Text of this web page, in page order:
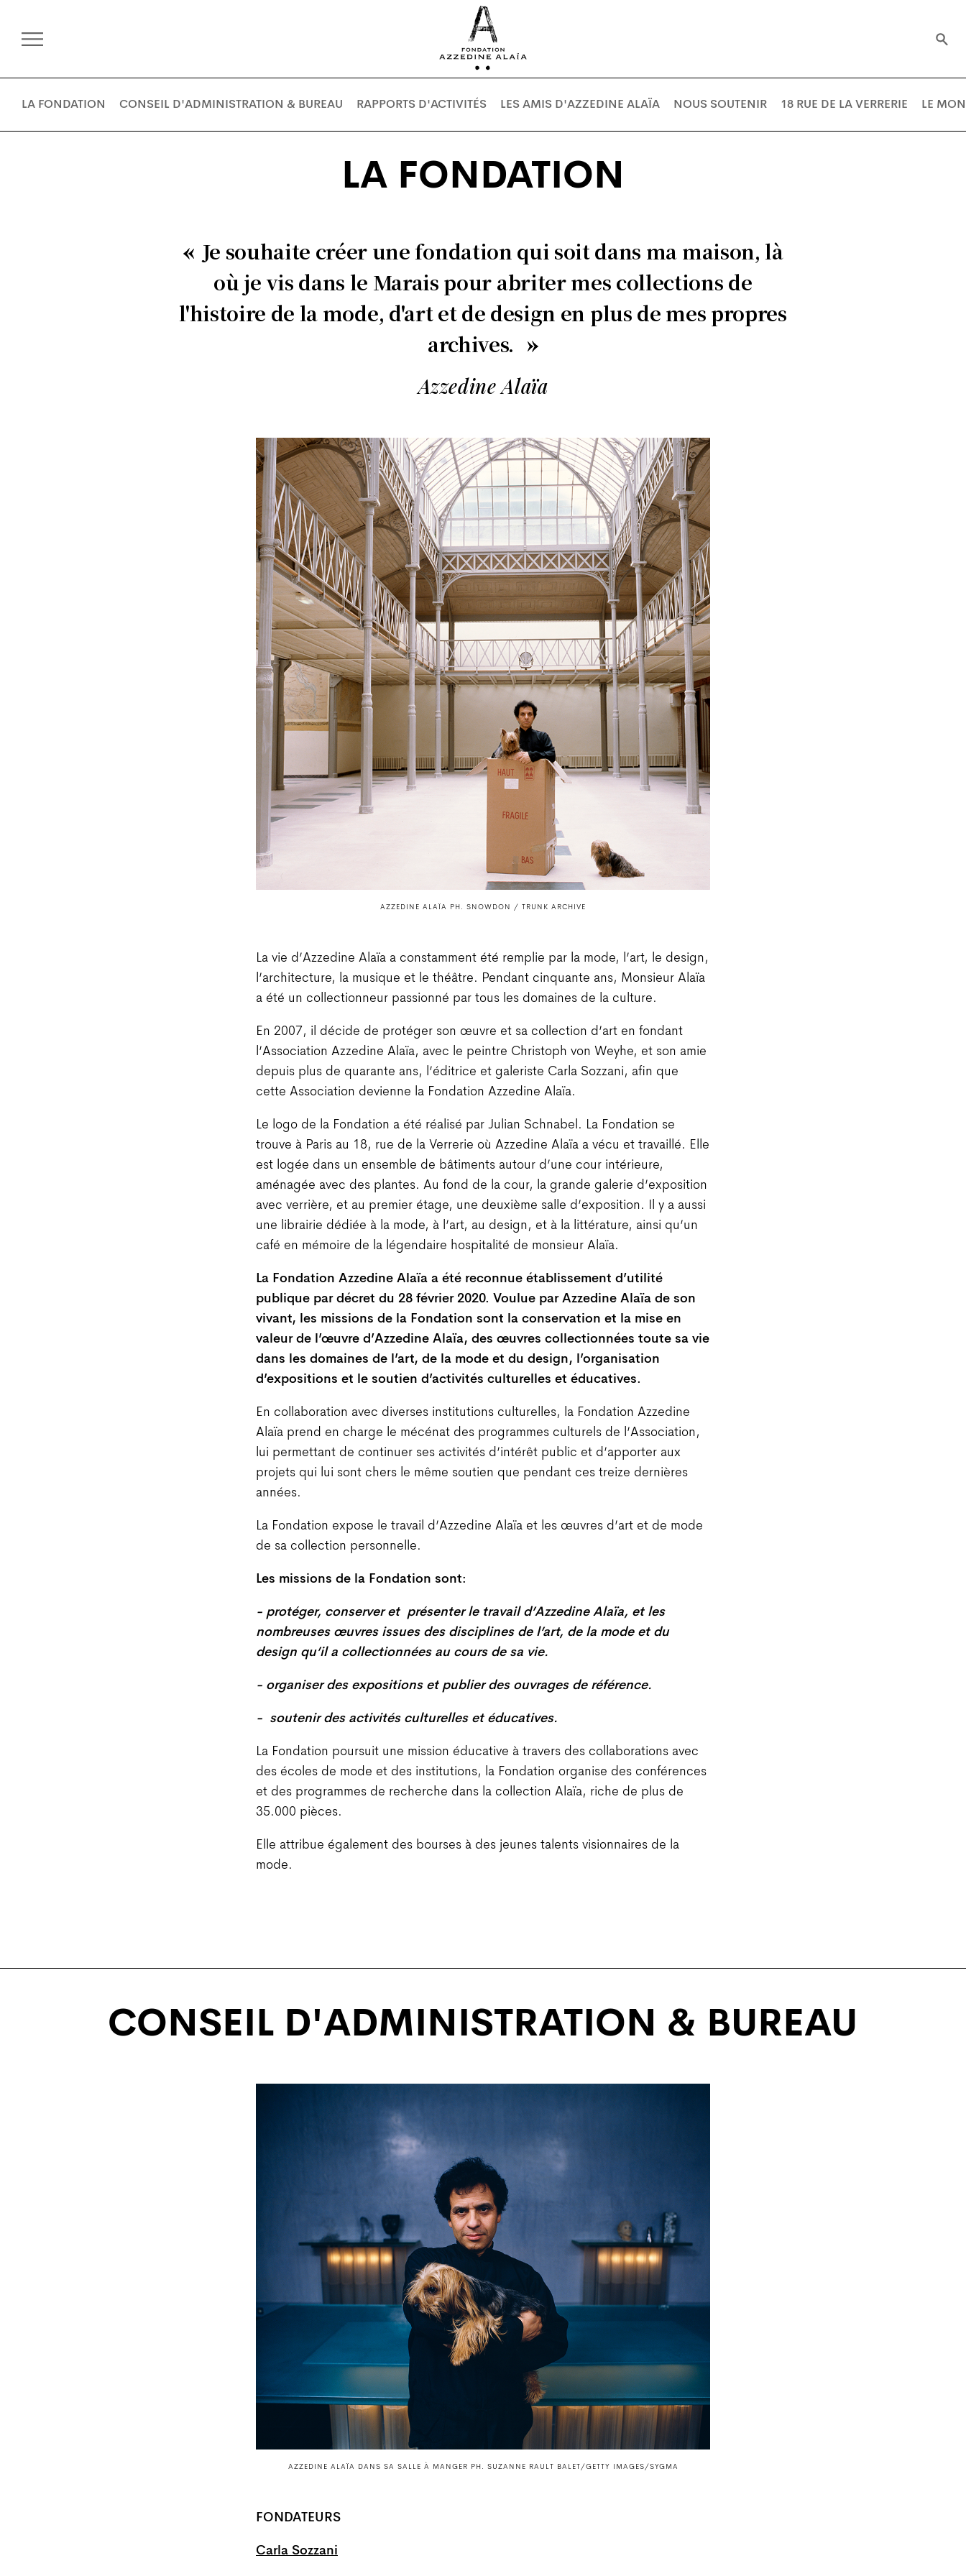
LA FONDATION CONSEIL D'ADMINISTRATION & BUREAU RAPPORTS D'ACTIVITÉS LES AMIS D'AZZEDINE ALAÏA NOUS SOUTENIR 18 RUE DE LA VERRERIE LE
LA FONDATION
Je souhaite créer une fondation qui soit dans ma maison, là
où je vis dans le Marais pour abriter mes collections de
l'histoire de la mode, d'art et de design en plus de mes propres
archives.
Azzedine Alaïa
AZZEDINE ALAÏA PH. SNOWDON / TRUNK ARCHIVE
La vie d’Azzedine Alaïa a constamment été remplie par la mode, l’art, le design,
l’architecture, la musique et le théâtre. Pendant cinquante ans, Monsieur Alaïa
a été un collectionneur passionné par tous les domaines de la culture.
En 2007, il décide de protéger son œuvre et sa collection d’art en fondant
l’Association Azzedine Alaïa, avec le peintre Christoph von Weyhe, et son amie
depuis plus de quarante ans, l’éditrice et galeriste Carla Sozzani, afin que
cette Association devienne la Fondation Azzedine Alaïa.
Le logo de la Fondation a été réalisé par Julian Schnabel. La Fondation se
trouve à Paris au 18, rue de la Verrerie où Azzedine Alaïa a vécu et travaillé. Elle
est logée dans un ensemble de bâtiments autour d’une cour intérieure,
aménagée avec des plantes. Au fond de la cour, la grande galerie d’exposition
avec verrière, et au premier étage, une deuxième salle d’exposition. Il y a aussi
une librairie dédiée à la mode, à l’art, au design, et à la littérature, ainsi qu’un
café en mémoire de la légendaire hospitalité de monsieur Alaïa.
La Fondation Azzedine Alaïa a été reconnue établissement d’utilité
publique par décret du 28 février 2020. Voulue par Azzedine Alaïa de son
vivant, les missions de la Fondation sont la conservation et la mise en
valeur de l’œuvre d’Azzedine Alaïa, des œuvres collectionnées toute sa vie
dans les domaines de l’art, de la mode et du design, l’organisation
d’expositions et le soutien d’activités culturelles et éducatives.
En collaboration avec diverses institutions culturelles, la Fondation Azzedine
Alaïa prend en charge le mécénat des programmes culturels de l’Association,
lui permettant de continuer ses activités d’intérêt public et d’apporter aux
projets qui lui sont chers le même soutien que pendant ces treize dernières
années.
La Fondation expose le travail d’Azzedine Alaïa et les œuvres d’art et de mode
de sa collection personnelle.
Les missions de la Fondation sont:
- protéger, conserver et présenter le travail d’Azzedine Alaïa, et les
nombreuses œuvres issues des disciplines de l’art, de la mode et du
design qu’il a collectionnées au cours de sa vie.
- organiser des expositions et publier des ouvrages de référence.
- soutenir des activités culturelles et éducatives.
La Fondation poursuit une mission éducative à travers des collaborations avec
des écoles de mode et des institutions, la Fondation organise des conférences
et des programmes de recherche dans la collection Alaïa, riche de plus de
35.000 pièces.
Elle attribue également des bourses à des jeunes talents visionnaires de la
mode.
CONSEIL D'ADMINISTRATION & BUREAU
AZZEDINE ALAÏA DANS SA SALLE À MANGER PH. SUZANNE RAULT BALET/GETTY IMAGES/SYGMA
FONDATEURS
Carla Sozzani